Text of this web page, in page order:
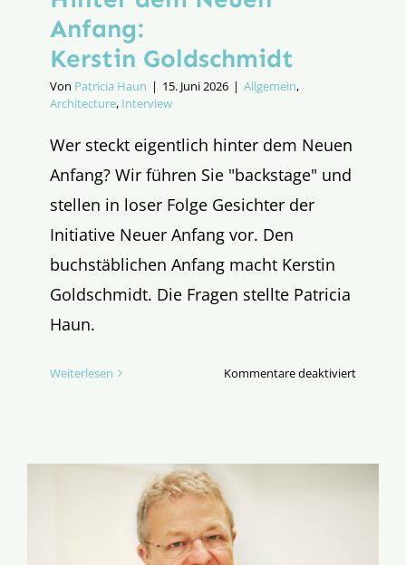
Anfang:
Kerstin Goldschmidt
Von Patricia Haun | 15. Juni 2026 | Allgemein,
Architecture, Interview
Wer steckt eigentlich hinter dem Neuen
Anfang? Wir führen Sie "backstage" und
stellen in loser Folge Gesichter der
Initiative Neuer Anfang vor. Den
buchstäblichen Anfang macht Kerstin
Goldschmidt. Die Fragen stellte Patricia
Haun.
Weiterlesen Kommentare deaktiviertfür